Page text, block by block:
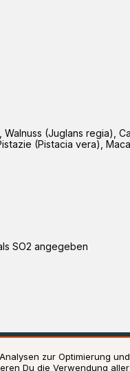
(Juglans regia),
(Pistacia vera),
SO2 angegeben
Zusatzstoffliste /
zur Optimierung
Du die Verwendung